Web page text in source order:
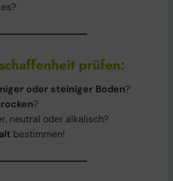
prüfen:
oder steiniger Boden?
?
neutral oder alkalisch?
bestimmen!